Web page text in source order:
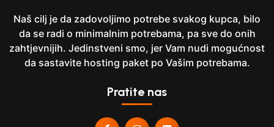
Naš cilj je da zadovoljimo potrebe svakog kupca, bilo
da se radi o minimalnim potrebama, pa sve do onih
zahtjevnijih. Jedinstveni smo, jer Vam nudi mogućnost
da sastavite hosting paket po Vašim potrebama.
Pratite nas